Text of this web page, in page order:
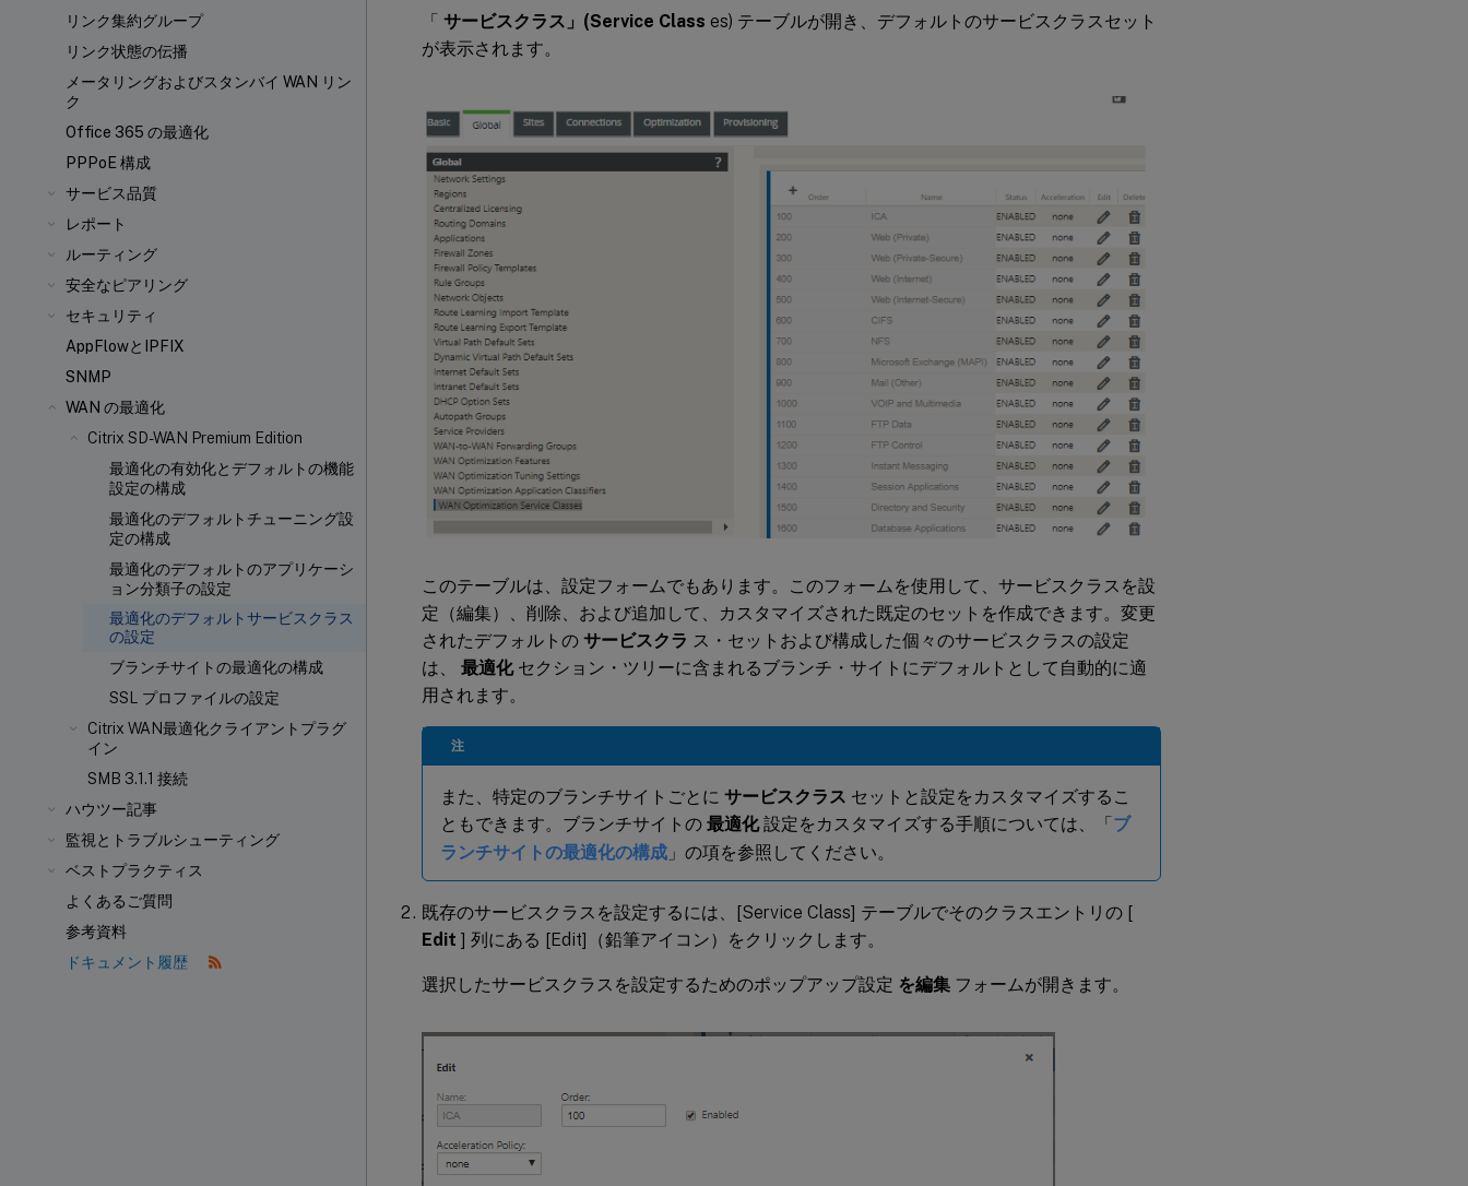
リンク集約グループ
リンク状態の伝播
メータリングおよびスタンバイ WAN リン
ク
Office 365 の最適化
PPPoE 構成
サービス品質
レポート
ルーティング
安全なピアリング
セキュリティ
AppFlowとIPFIX
SNMP
WAN の最適化
Citrix SD-WAN Premium Edition
最適化の有効化とデフォルトの機能
設定の構成
最適化のデフォルトチューニング設
定の構成
最適化のデフォルトのアプリケーシ
ョン分類子の設定
最適化のデフォルトサービスクラス
の設定
ブランチサイトの最適化の構成
SSL プロファイルの設定
Citrix WAN最適化クライアントプラグ
イン
SMB 3.1.1 接続
ハウツー記事
監視とトラブルシューティング
ベストプラクティス
よくあるご質問
参考資料
ドキュメント履歴
「 サービスクラス」(Service Class es) テーブルが開き、デフォルトのサービスクラスセット
が表示されます。
このテーブルは、設定フォームでもあります。このフォームを使用して、サービスクラスを設
定（編集）、削除、および追加して、カスタマイズされた既定のセットを作成できます。変更
されたデフォルトの サービスクラ ス・セットおよび構成した個々のサービスクラスの設定
は、 最適化セクション・ツリーに含まれるブランチ・サイトにデフォルトとして自動的に適
用されます。
注
また、特定のブランチサイトごとに サービスクラス セットと設定をカスタマイズするこ
ともできます。ブランチサイトの 最適化設定をカスタマイズする手順については、「ブ
ランチサイトの最適化の構成 」の項を参照してください。
既存のサービスクラスを設定するには、[Service Class] テーブルでそのクラスエントリの [
Edit ] 列にある [Edit]（鉛筆アイコン）をクリックします。
選択したサービスクラスを設定するためのポップアップ設定 を編集 フォームが開きます。